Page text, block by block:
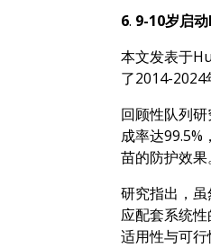
6. 9-10岁启
本文发表于
了2014-2024
回顾性队列
成率达99.5%
苗的防护效
研究指出，
应配套系统
适用性与可行